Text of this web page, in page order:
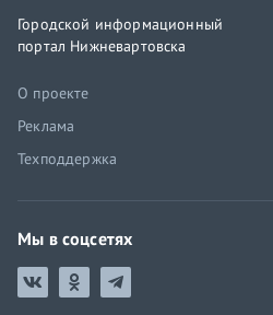
Городской информационный
портал Нижневартовска
О проекте
Реклама
Техподдержка
Мы в соцсетях